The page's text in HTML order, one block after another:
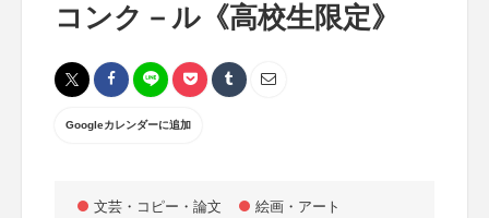
コンク－ル《高校生限定》
Googleカレンダーに追加
文芸・コピー・論文
絵画・アート